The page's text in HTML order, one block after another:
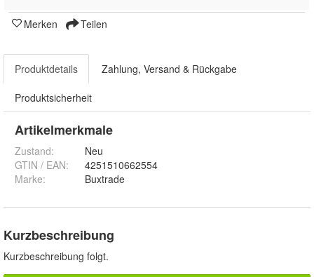
Merken Teilen
Produktdetails Zahlung, Versand & Rückgabe
Produktsicherheit
Artikelmerkmale
Zustand:
Neu
GTIN / EAN:
4251510662554
Marke:
Buxtrade
Kurzbeschreibung
Kurzbeschreibung folgt.